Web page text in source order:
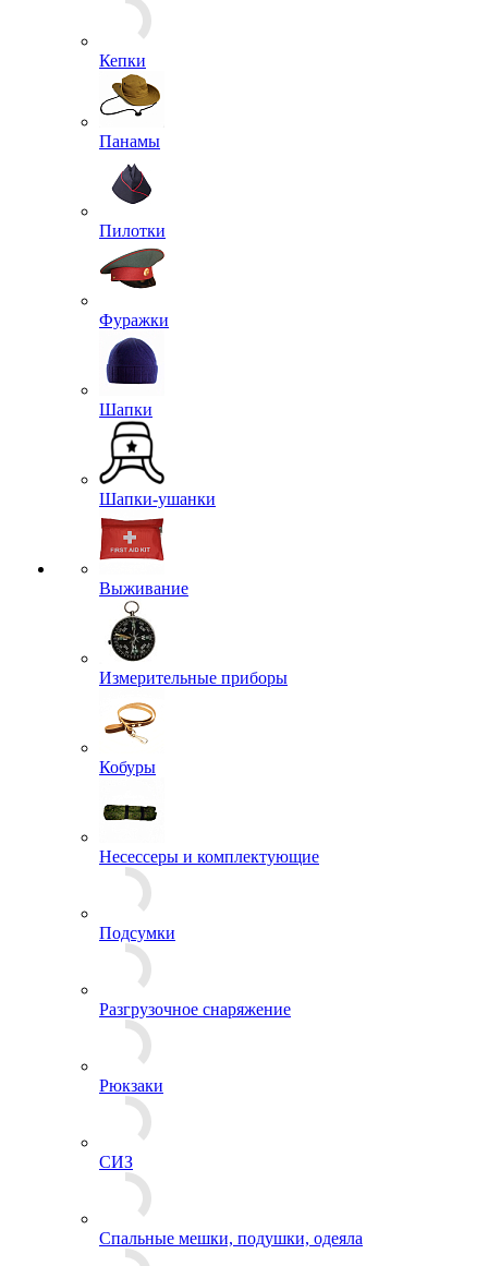
Плащи, Дождевики
Рубашки
Тельняшки
Футболки
Аксессуары для комфортного ношения обуви
Берцы
Треккинговые ботинки, кеды
Валеши
Сапоги
Туфли, Полуботинки
Балаклавы
Банданы
Бейсболки
Береты